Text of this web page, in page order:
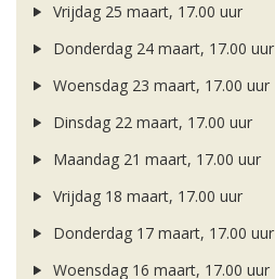
Vrijdag 25 maart, 17.00 uur
Donderdag 24 maart, 17.00 uur
Woensdag 23 maart, 17.00 uur
Dinsdag 22 maart, 17.00 uur
Maandag 21 maart, 17.00 uur
Vrijdag 18 maart, 17.00 uur
Donderdag 17 maart, 17.00 uur
Woensdag 16 maart, 17.00 uur